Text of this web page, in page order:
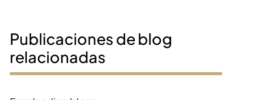
Publicaciones de blog
relacionadas